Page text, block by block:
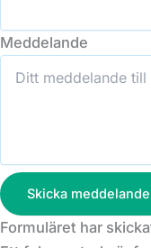
Meddelande
Skicka meddelande
Formuläret har